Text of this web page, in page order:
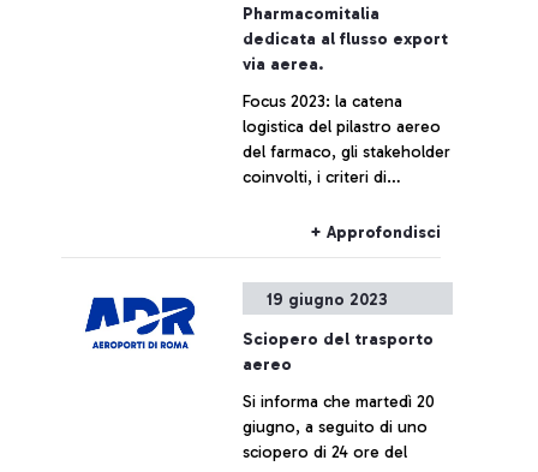
Pharmacomitalia
dedicata al flusso export
via aerea.
Focus 2023: la catena
logistica del pilastro aereo
del farmaco, gli stakeholder
coinvolti, i criteri di
il farmaco via aerea
+ Approfondisci
19 giugno 2023
Sciopero del trasporto
aereo
Si informa che martedì 20
giugno, a seguito di uno
sciopero di 24 ore del